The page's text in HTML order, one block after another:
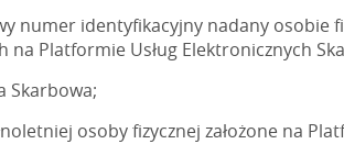
numer identyfikacyjny nadany
Platformie Usług Elektronicznych
Skarbowa;
osoby fizycznej założone na